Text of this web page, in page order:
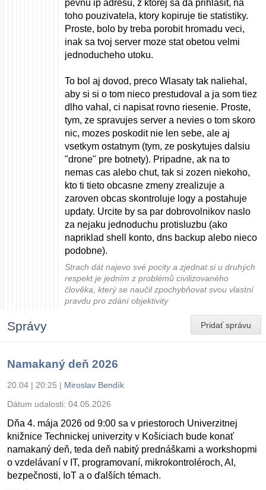
pevnu ip adresu, z ktorej sa da prihlasit, na
toho pouzivatela, ktory kopiruje tie statistiky.
Proste, bolo by treba porobit hromadu veci,
inak sa tvoj server moze stat obetou velmi
jednoducheho utoku.
To bol aj dovod, preco Wlasaty tak naliehal,
aby si si o tom nieco prestudoval a ja som tiez
dlho vahal, ci napisat rovno riesenie. Proste,
tym, ze spravujes server a nevies o tom skoro
nic, mozes poskodit nie len sebe, ale aj
vsetkym ostatnym (tym, ze poskytujes dalsiu
"drone" pre botnety). Pripadne, ak na to
nemas cas alebo chut, tak si zozen niekoho,
kto ti tieto obcasne zmeny zrealizuje a
zaroven obcas skontroluje logy a postahuje
updaty. Urcite by sa par dobrovolnikov naslo
za nejaku jednoduchu protisluzbu (ako
napriklad shell konto, dns backup alebo nieco
podobne).
Strach dát najevo své pocity a zjednat si u druhých
respekt je jedním z problémů civilizovaného
člověka, který se naučil zpochybňovat svou vlastní
pravdu pro zdání objektivity
Pridať správu
Správy
Namakaný deň 2026
20.04 | 20:25 | Miroslav Bendík
Dátum udalosti: 04.05.2026
Dňa 4. mája 2026 od 9:00 sa v priestoroch Univerzitnej
knižnice Technickej univerzity v Košiciach bude konať
namakaný deň, teda deň nabitý prednáškami a workshopmi
o vzdelávaní v IT, programovaní, mikrokontroléroch, AI,
bezpečnosti, IoT a o ďalších témach.